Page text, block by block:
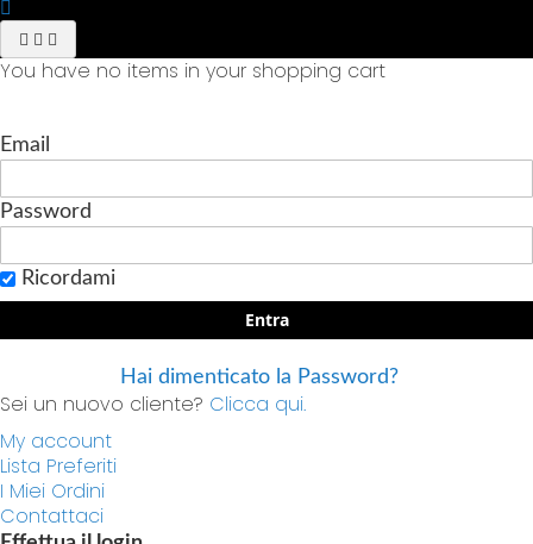
You have no items in your shopping cart
Email
Password
Ricordami
Entra
Hai dimenticato la Password?
Sei un nuovo cliente? Clicca qui.
My account
Lista Preferiti
I Miei Ordini
Contattaci